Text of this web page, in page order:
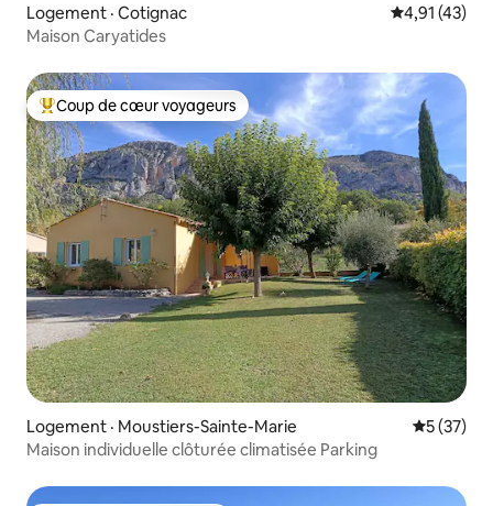
Logement · Cotignac Note
4,91 (43)
Maison Caryatides
Coup de cœur voyageurs parmi les plus aimés
Coup de cœur voyageurs
Logement · Moustiers-Sainte-Marie Note
5 (37)
Maison individuelle clôturée climatisée Parking